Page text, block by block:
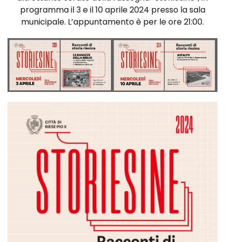
programma il 3 e il 10 aprile 2024 presso la sala
municipale. L’appuntamento è per le ore 21:00.